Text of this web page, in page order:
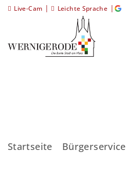
Live-Cam | Leichte Sprache |
Startseite Bürgerservice